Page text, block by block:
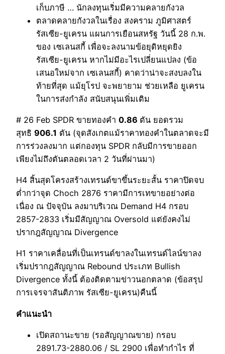
เก็บภาษี … นักลงทุนเริ่มมีความคลายกังวล
ตลาดคลายกังวลในเรื่อง สงคราม ภูมิศาสตร์
รัสเซีย-ยูเครน แผนการเยือนสหรัฐ วันนี้ 28 ก.พ.
ของ เซเลนสกี้ เพื่อจะลงนามข้อยุดิหยุดยิง
รัสเซีย-ยูเครน หากไม่มีอะไรเปลี่ยนแปลง (ข้อ
เสนอใหม่จาก เซเลนสกี้) คาดว่าน่าจะสงบลงใน
ท้ายที่สุด แม้ยุโรป จะพยายาม ช่วยเหลือ ยูเครน
ในการส่งกำลัง สนับสนุนเพิ่มเติม
# 26 Feb SPDR ขายทองคำ 0.86 ตัน ยอดรวม
สุทธิ 906.1 ตัน (จุดสังเกตแม้ราคาทองคำในตลาดจะมี
การร่วงลงมาก แต่กองทุน SPDR กลับมีการขายออก
เพียงไม่ถึงตันตลอดเวลา 2 วันที่ผ่านมา)
H4 สิ้นสุดโครงสร้างเทรนด์ขาขึ้นระยะสั้น ราคาปิดจบ
ต่ำกว่าจุด Choch 2876 ราคามีการเทขายอย่างต่อ
เนื่อง ณ ปัจจุบัน ลงมาบริเวณ Demand H4 กรอบ
2857-2833 เริ่มมีสัญญาณ Oversold แต่ยังคงไม่
ปรากฎสัญญาณ Divergence
H1 ราคาเคลื่อนที่เป็นเทรนด์ขาลงในเทรนด์ไลน์ขาลง
เริ่มปรากฎสัญญาณ Rebound ประเภท Bullish
Divergence ทั้งนี้ ต้องติดตามข่าวนอกตลาด (ข้อสรุป
การเจรจาสันติภาพ รัสเซีย-ยูเครน)คืนนี้
คำแนะนำ
เปิดสถานะขาย (รอสัญญาณขาย) กรอบ
2891.73-2880.06 / SL 2900 เพื่อทำกำไร ที่